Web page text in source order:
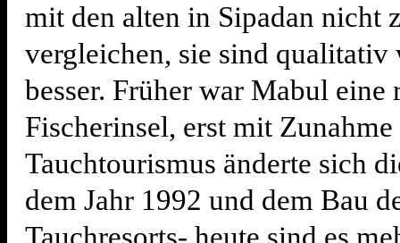
mit den alten in Sipadan nicht
vergleichen, sie sind qualitativ
besser. Früher war Mabul eine
Fischerinsel, erst mit Zunahme
Tauchtourismus änderte sich
dem Jahr 1992 und dem Bau